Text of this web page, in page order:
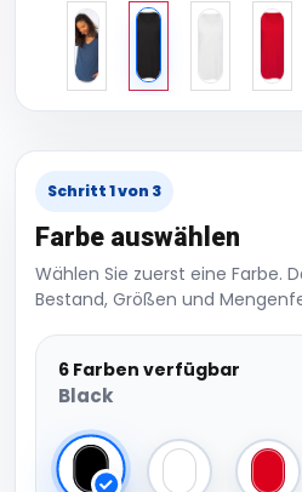
Schritt 1 von 3
Farbe auswählen
Wählen Sie zuerst eine Farbe.
Bestand, Größen und
6 Farben verfügbar
Black
Black White Red